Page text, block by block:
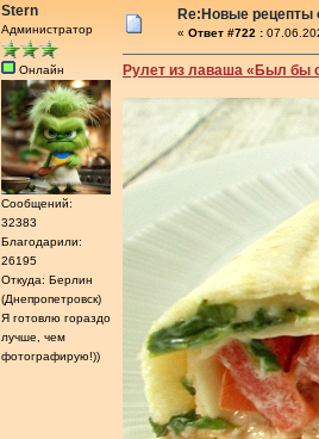
Stern
Администратор
Онлайн
Сообщений:
32383
Благодарили:
26195
Откуда: Берлин
(Днепропетровск)
Я готовлю гораздо
лучше, чем
фотографирую!))
Re:Новые рецепты
« Ответ #722 :
Рулет из лаваша «Был бы